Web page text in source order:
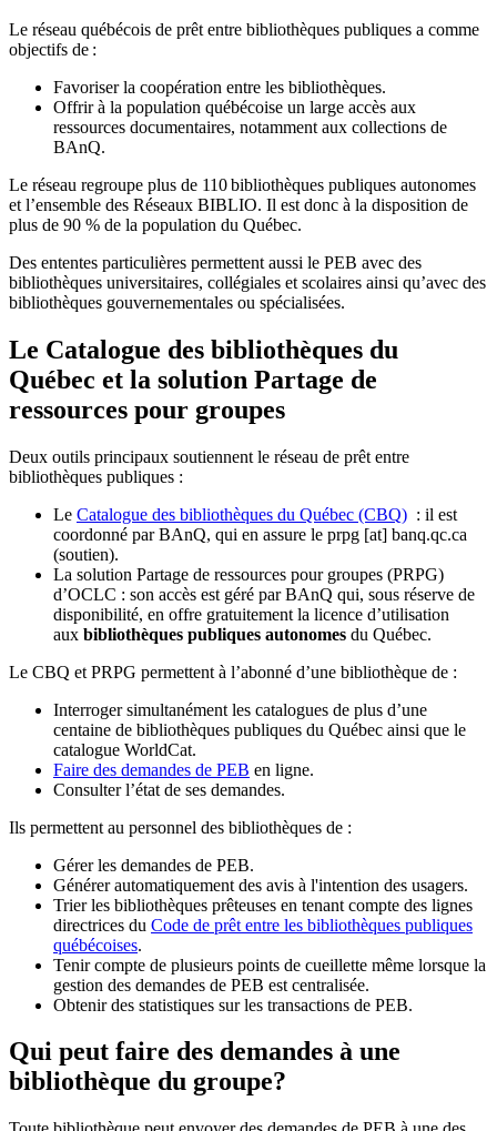
Le réseau québécois de prêt entre bibliothèques publiques a comme
objectifs de :
Favoriser la coopération entre les bibliothèques.
Offrir à la population québécoise un large accès aux
ressources documentaires, notamment aux collections de
BAnQ.
Le réseau regroupe plus de 110bibliothèques publiques autonomes
et l’ensemble des Réseaux BIBLIO. Il est donc à la disposition de
plus de 90 % de la population du Québec.
Des ententes particulières permettent aussi le PEB avec des
bibliothèques universitaires, collégiales et scolaires ainsi qu’avec des
bibliothèques gouvernementales ou spécialisées.
Le Catalogue des bibliothèques du
Québec et la solution Partage de
ressources pour groupes
Deux outils principaux soutiennent le réseau de prêt entre
bibliothèques publiques :
Le Catalogue des bibliothèques du Québec (CBQ) : il est
coordonné par BAnQ, qui en assure le prpg [at] banq.qc.ca
(soutien).
La solution Partage de ressources pour groupes (PRPG)
d’OCLC : son accès est géré par BAnQ qui, sous réserve de
disponibilité, en offre gratuitement la licence d’utilisation
aux bibliothèques publiques autonomes du Québec.
Le CBQ et PRPG permettent à l’abonné d’une bibliothèque de :
Interroger simultanément les catalogues de plus d’une
centaine de bibliothèques publiques du Québec ainsi que le
catalogue WorldCat.
Faire des demandes de PEB en ligne.
Consulter l’état de ses demandes.
Ils permettent au personnel des bibliothèques de :
Gérer les demandes de PEB.
Générer automatiquement des avis à l'intention des usagers.
Trier les bibliothèques prêteuses en tenant compte des lignes
directrices du Code de prêt entre les bibliothèques publiques
québécoises.
Tenir compte de plusieurs points de cueillette même lorsque la
gestion des demandes de PEB est centralisée.
Obtenir des statistiques sur les transactions de PEB.
Qui peut faire des demandes à une
bibliothèque du groupe?